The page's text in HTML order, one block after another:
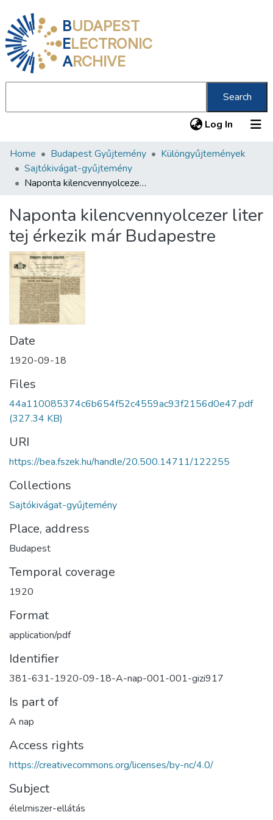
BUDAPEST
ELECTRONIC
ARCHIVE
Search
Log In (current)
Communities & Collections
All of DSpace
About us
Home Budapest Gyűjtemény
Különgyűjtemények
Sajtókivágat-gyűjtemény
Naponta kilencvennyolcezer liter tej érkezik már Budapestre
Naponta kilencvennyolcezer liter
tej érkezik már Budapestre
Date
1920-09-18
Files
44a110085374c6b654f52c4559ac93f2156d0e47.pdf
(327.34 KB)
URI
https://bea.fszek.hu/handle/20.500.14711/122255
Collections
Sajtókivágat-gyűjtemény
Place, address
Budapest
Temporal coverage
1920
Format
application/pdf
Identifier
381-631-1920-09-18-A-nap-001-001-gizi917
Is part of
A nap
Access rights
https://creativecommons.org/licenses/by-nc/4.0/
Subject
élelmiszer-ellátás